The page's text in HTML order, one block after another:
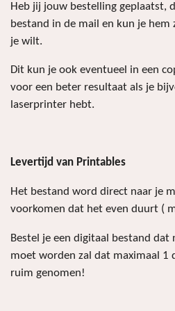
s
t
e
r
e
n
n n n n
Heb jij jouw bestelling geplaatst,
bestand in de mail en kun je hem
je wilt.
Dit kun je ook eventueel in een
voor een beter resultaat als je
laserprinter hebt.
Levertijd van Printables
Het bestand word direct naar je
voorkomen dat het even duurt (
Bestel je een digitaal bestand dat
moet worden zal dat maximaal 1
ruim genomen!